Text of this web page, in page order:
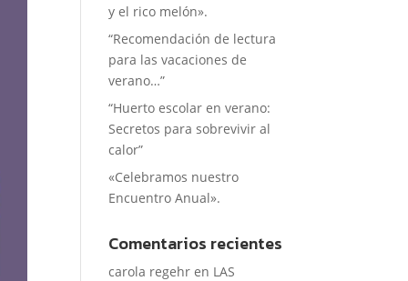
y el rico melón».
“Recomendación de lectura
para las vacaciones de
verano…”
“Huerto escolar en verano:
Secretos para sobrevivir al
calor”
«Celebramos nuestro
Encuentro Anual».
Comentarios recientes
carola regehr en LAS